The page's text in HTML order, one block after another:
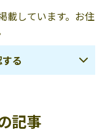
載しています。お住
る
北杜市
記事